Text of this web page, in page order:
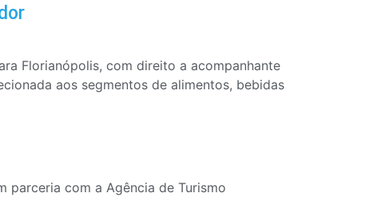
Florianópolis, com direito a acompanhante
aos segmentos de alimentos, bebidas
parceria com a Agência de Turismo